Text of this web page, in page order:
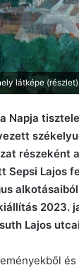
látképe
Napja
részeként
Sepsi Lajos
2023.
Lajos